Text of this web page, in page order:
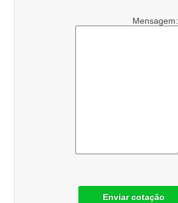
Mensagem:
Enviar cotação